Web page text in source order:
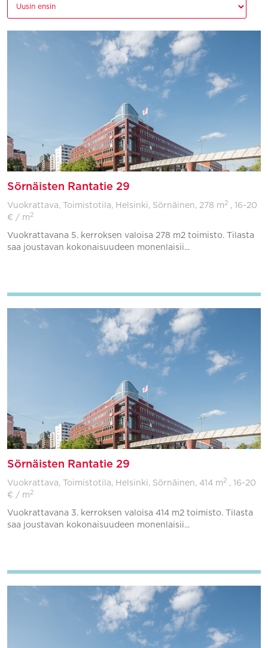
Sörnäisten Rantatie 29
Vuokrattava, Toimistotila, Helsinki, Sörnäinen, 278 m 2 , 16-20
€ / m 2
Vuokrattavana 5. kerroksen valoisa 278 m2 toimisto. Tilasta
saa joustavan kokonaisuudeen monenlaisii...
Sörnäisten Rantatie 29
Vuokrattava, Toimistotila, Helsinki, Sörnäinen, 414 m 2 , 16-20
€ / m 2
Vuokrattavana 3. kerroksen valoisa 414 m2 toimisto. Tilasta
saa joustavan kokonaisuudeen monenlaisii...